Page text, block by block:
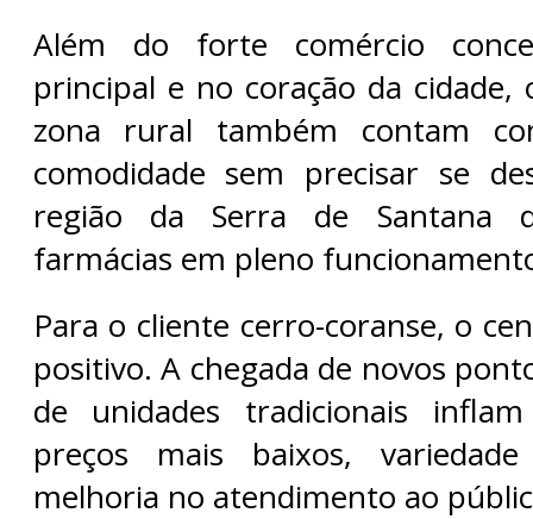
Além do forte comércio
principal e no coração da cidade,
zona rural também contam
comodidade sem precisar se
região da Serra de Santana
farmácias em pleno
Para o cliente cerro-coranse, o
positivo. A chegada de novos
de unidades tradicionais
preços mais baixos,
melhoria no atendimento ao